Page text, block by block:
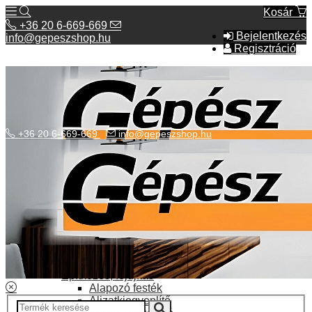
Kosár
Bejelentkezés
Regisztráció
+36 20 6-669-669
info@gepeszshop.hu
Kategóriák menü
Bolhapiac
Elektromos fűtés
Építkezés, fejújítás
Alapozó festék
Aljzatkiegyenlítő
+36 20 6-669-669 info@gepeszshop.hu